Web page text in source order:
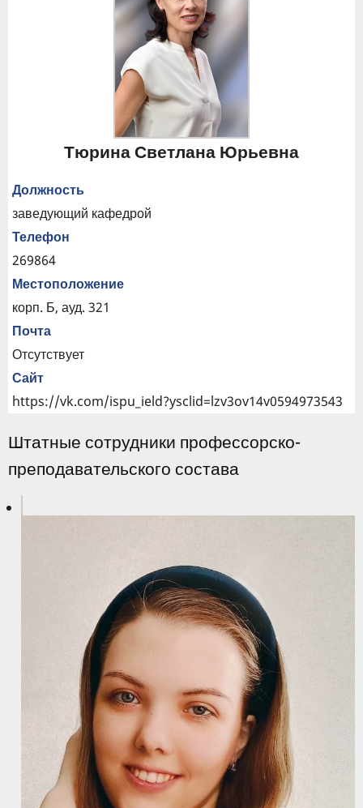
Тюрина Светлана Юрьевна
Должность
заведующий кафедрой
Телефон
269864
Местоположение
корп. Б, ауд. 321
Почта
Отсутствует
Сайт
https://vk.com/ispu_ield?ysclid=lzv3ov14v0594973543
Штатные сотрудники профессорско-
преподавательского состава